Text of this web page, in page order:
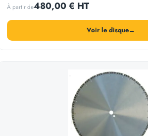
À partir de480,00 € HT
Voir le disque→